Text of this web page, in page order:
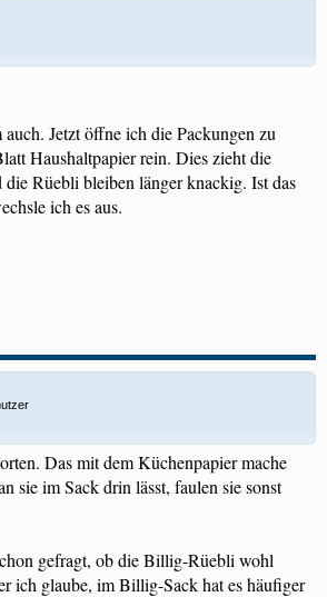
Jetzt öffne ich die Packungen zu
Haushaltpapier rein. Dies zieht die
Rüebli bleiben länger knackig. Ist das
ich es aus.
Das mit dem Küchenpapier mache
sie im Sack drin lässt, faulen sie sonst
gefragt, ob die Billig-Rüebli wohl
ich glaube, im Billig-Sack hat es häufiger